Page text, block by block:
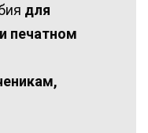
для
печатном